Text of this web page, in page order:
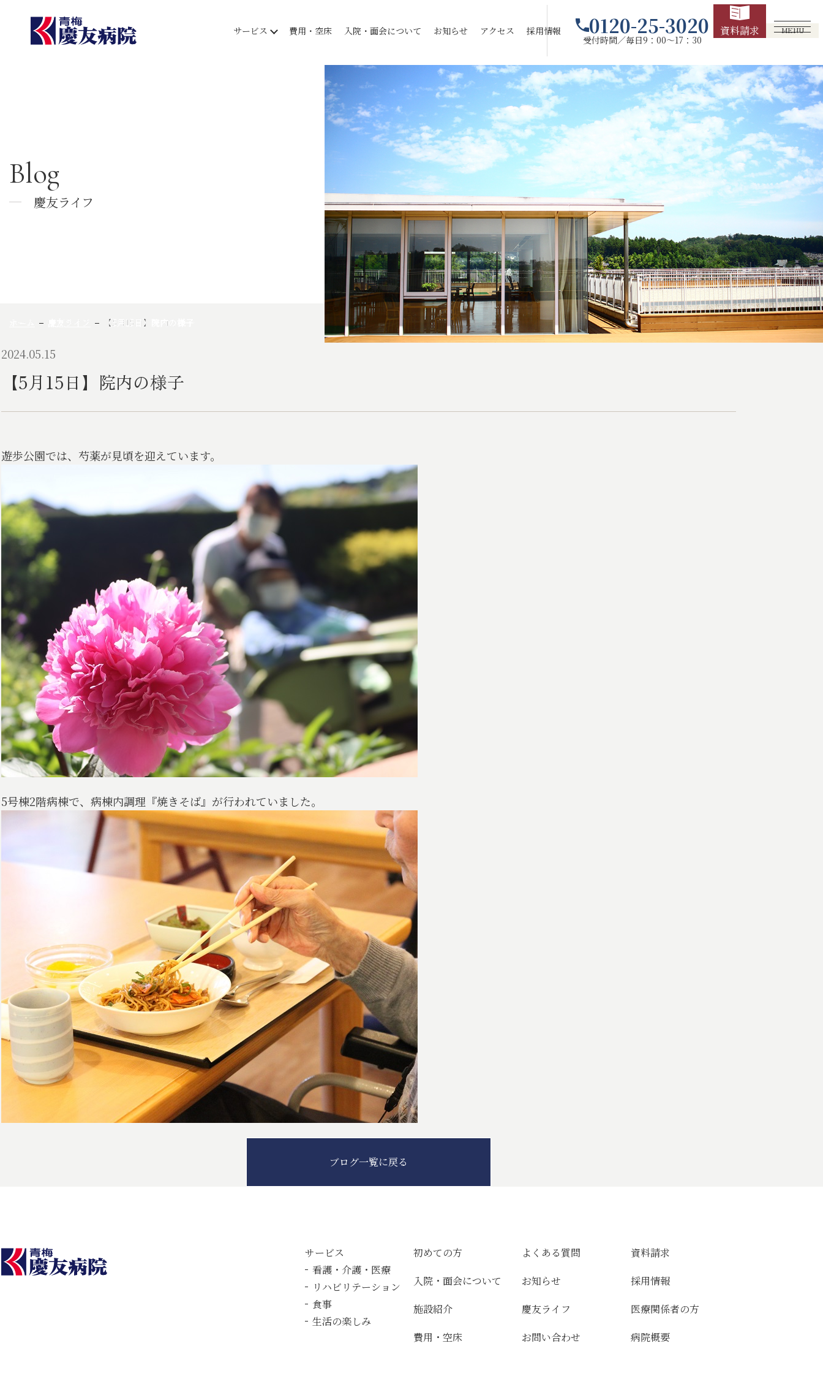
サービス 費用・空床 入院・面会について お知らせ アクセス 採用情報 0120-25-3020
受付時間／毎日9：00～17：30
資料請求 MENU
Blog
慶友ライフ
慶友ライフ 【5月15日】院内の様子
2024.05.15
【5月15日】院内の様子
遊歩公園では、芍薬が見頃を迎えています。
5号棟2階病棟で、病棟内調理『焼きそば』が行われていました。
ブログ一覧に戻る
サービス
看護・介護・医療
リハビリテーション
食事
生活の楽しみ
初めての方
入院・面会について
施設紹介
費用・空床
よくある質問
お知らせ
慶友ライフ
お問い合わせ
資料請求
採用情報
医療関係者の方
病院概要